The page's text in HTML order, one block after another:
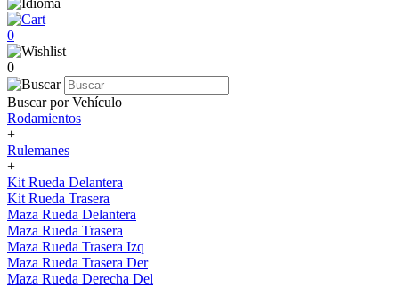
0
0
Buscar por Vehículo
Rodamientos
+
Rulemanes
+
Kit Rueda Delantera
Kit Rueda Trasera
Maza Rueda Delantera
Maza Rueda Trasera
Maza Rueda Trasera Izq
Maza Rueda Trasera Der
Maza Rueda Derecha Del